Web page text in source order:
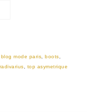
blog mode paris boots
top asymetrique